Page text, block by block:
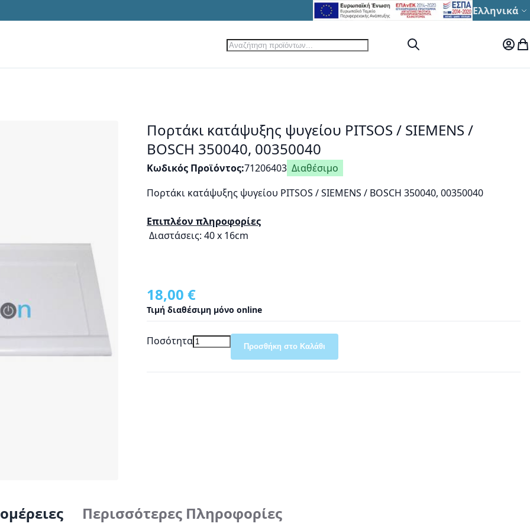
Γλώσσα
Ελληνικά
Αναζήτηση
Αναζήτηση Ο
Πορτάκι κατάψυξης ψυγείου PITSOS / SIEMENS /
BOSCH 350040, 00350040
Κωδικός Προϊόντος 71206403 Διαθέσιμο
Πορτάκι κατάψυξης ψυγείου PITSOS / SIEMENS / BOSCH 350040, 00350040
Επιπλέον πληροφορίες
Διαστάσεις: 40 x 16cm
18,00 €
Τιμή διαθέσιμη μόνο online
Ποσότητα Προσθήκη στο Καλάθι
Περισσότερες Πληροφορίες